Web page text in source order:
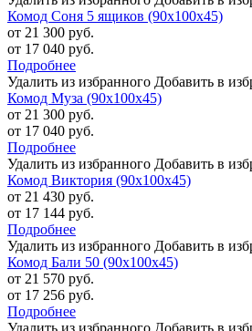
Комод Соня 5 ящиков (90х100х45)
от 21 300 руб.
от 17 040 руб.
Подробнее
Удалить из избранного Добавить в
Комод Муза (90х100х45)
от 21 300 руб.
от 17 040 руб.
Подробнее
Удалить из избранного Добавить в
Комод Виктория (90х100х45)
от 21 430 руб.
от 17 144 руб.
Подробнее
Удалить из избранного Добавить в
Комод Бали 50 (90х100х45)
от 21 570 руб.
от 17 256 руб.
Подробнее